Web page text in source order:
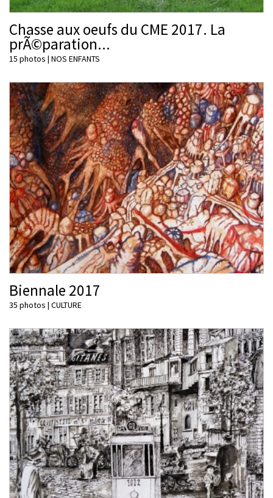
Chasse aux oeufs du CME 2017. La
prÃ©paration...
15 photos | NOS ENFANTS
Biennale 2017
35 photos | CULTURE